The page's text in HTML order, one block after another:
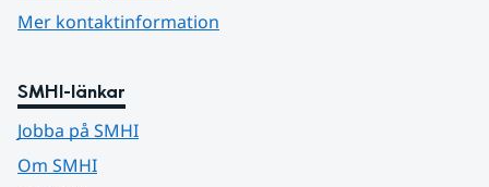
Mer kontaktinformation
SMHI-länkar
Jobba på SMHI
Om SMHI